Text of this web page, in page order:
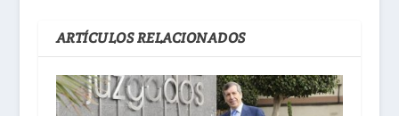
ARTÍCULOS RELACIONADOS